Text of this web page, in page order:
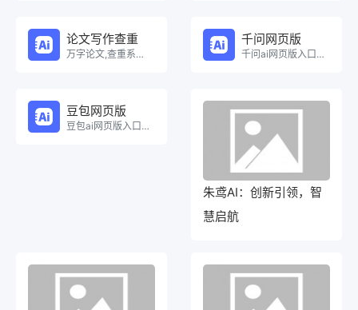
论文写作查重
万字论文,查重系统，Ai一键生成原创论文，权威查重系统，论文生成，论文写作，论文查重，论文致谢，论文。
千问网页版
千问ai网页版入口在线使用。
豆包网页版
豆包ai网页版入口在线使用。
朱鸢AI：创新引领，智
慧启航